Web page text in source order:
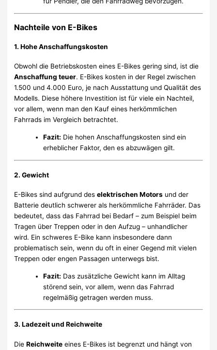
Nachteile von E-Bikes
1.Hohe Anschaffungskosten
Obwohl die Betriebskosten eines E-Bikes gering sind, ist die
Anschaffung teuer. E-Bikes kosten in der Regel zwischen
1.500 und 4.000 Euro, je nach Ausstattung und Qualität des
Modells. Diese höhere Investition ist für viele ein Nachteil,
vor allem, wenn man den Kauf eines herkömmlichen
Fahrrads im Vergleich betrachtet.
Fazit: Die hohen Anschaffungskosten sind ein
erheblicher Faktor, den es abzuwägen gilt.
2.Gewicht
E-Bikes sind aufgrund deselektrischen Motors und der
Batterie deutlich schwerer als herkömmliche Fahrräder. Das
bedeutet, dass das Fahrrad bei Bedarf – zum Beispiel beim
Tragen über Treppen oder in den Aufzug – unhandlicher
wird. Ein schweres E-Bike kann insbesondere dann
problematisch sein, wenn du oft in einer Gegend mit vielen
Treppen oder engen Passagen unterwegs bist.
Fazit: Das zusätzliche Gewicht kann im Alltag
störend sein, vor allem, wenn das Fahrrad
regelmäßig getragen werden muss.
3.Ladezeit und Reichweite
DieReichweite eines E-Bikes ist begrenzt und hängt von